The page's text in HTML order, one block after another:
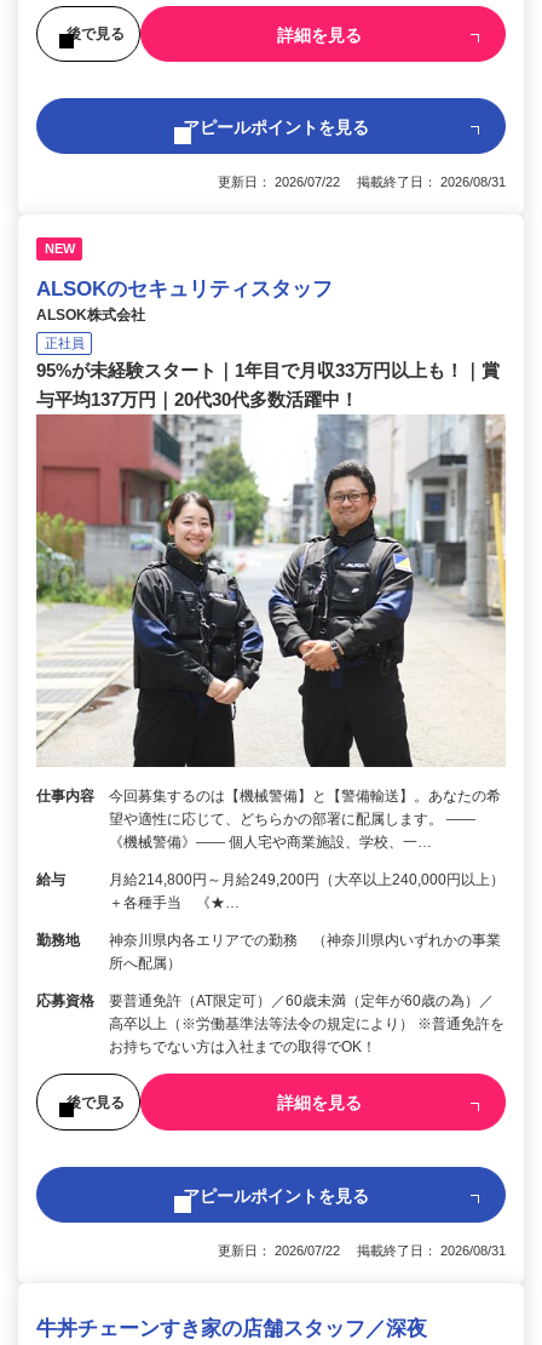
後で見る 詳細を見る
アピールポイントを見る
更新日： 2026/07/22 掲載終了日： 2026/08/31
NEW
ALSOKのセキュリティスタッフ
ALSOK株式会社
正社員
95%が未経験スタート｜1年目で月収33万円以上も！｜賞
与平均137万円｜20代30代多数活躍中！
仕事内容
今回募集するのは【機械警備】と【警備輸送】。あなたの希
望や適性に応じて、どちらかの部署に配属します。 ――
《機械警備》―― 個人宅や商業施設、学校、一…
給与
月給214,800円～月給249,200円（大卒以上240,000円以上）
＋各種手当 《★…
勤務地
神奈川県内各エリアでの勤務 （神奈川県内いずれかの事業
所へ配属）
応募資格
要普通免許（AT限定可）／60歳未満（定年が60歳の為）／
高卒以上（※労働基準法等法令の規定により） ※普通免許を
お持ちでない方は入社までの取得でOK！
後で見る 詳細を見る
アピールポイントを見る
更新日： 2026/07/22 掲載終了日： 2026/08/31
牛丼チェーンすき家の店舗スタッフ／深夜